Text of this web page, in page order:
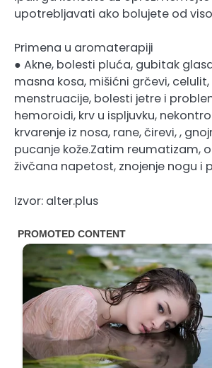
upotrebljavati ako bolujete od
Primena u aromaterapiji
● Akne, bolesti pluća, gubitak
masna kosa, mišićni grčevi,
menstruacije, bolesti jetre i
hemoroidi, krv u ispljuvku,
krvarenje iz nosa, rane, čirevi, ,
pucanje kože.Zatim reumatizam,
živčana napetost, znojenje nogu i
Izvor: alter.plus